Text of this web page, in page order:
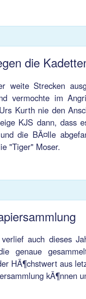
die
weite Strecken
vermochte im
Kurth nie den
KJS dann, dass
die BÃ¤lle
"Tiger" Moser.
auch dieses
genaue
HÃ¶chstwert aus
kÃ¶nnen